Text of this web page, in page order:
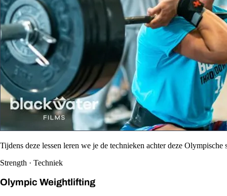
Tijdens deze lessen leren we je de technieken achter deze Olympische
Strength · Techniek
Olympic Weightlifting